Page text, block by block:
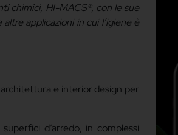
chimici, HI-MACS®, con le sue
applicazioni in cui l’igiene è
architettura e interior design per
d’arredo, in complessi